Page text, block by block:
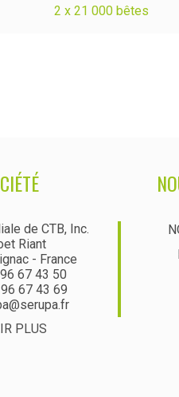
2 x 21 000 bêtes
de CTB, Inc.
Riant
- France
67 43 50
67 43 69
PLUS